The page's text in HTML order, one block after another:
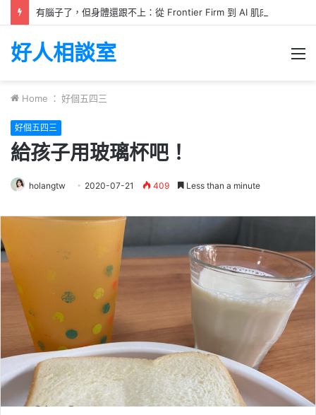
有腦子了，但身體還跟不上：從 Frontier Firm 到 AI 肌肉記憶
好人相談室
Home ： 好個五四三
好個五四三
給孩子用玻璃杯吧！
holangtw 2020-07-21 409 Less than a minute